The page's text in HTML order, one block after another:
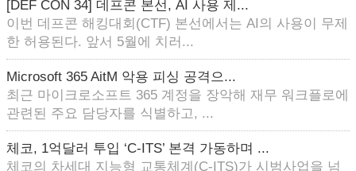
[DEF CON 34] 데프콘 본선, AI 사용 제...
이번 데프콘 해킹대회(CTF) 본선에서는 AI의 사용이 무제
한 허용된다. 앞서 5월에 치러...
Microsoft 365 AitM 악용 피싱 공격으...
최근 마이크로소프트 365 계정을 장악해 재무 워크플로에
관련된 주요 담당자를 식별하고, ...
체코, 1억달러 투입 ‘C-ITS’ 본격 가동하며 ...
체코의 차세대 지능형 교통체계(C-ITS)가 시범사업을 넘